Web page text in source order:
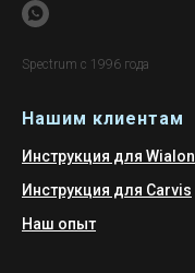
Spectrum с 1996 года
Нашим клиентам
Инструкция для Wialon
Инструкция для Carvis
Наш опыт